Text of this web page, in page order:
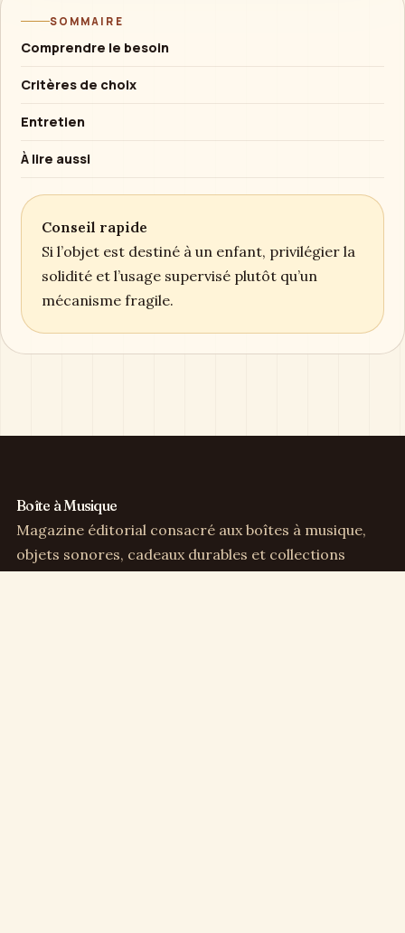
SOMMAIRE
Comprendre le besoin
Critères de choix
Entretien
À lire aussi
Conseil rapide
Si l’objet est destiné à un enfant, privilégier la
solidité et l’usage supervisé plutôt qu’un
mécanisme fragile.
Boîte à Musique
Magazine éditorial consacré aux boîtes à musique,
objets sonores, cadeaux durables et collections